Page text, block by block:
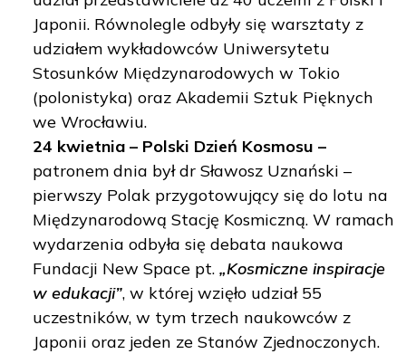
Japonii. Równolegle odbyły się warsztaty z
udziałem wykładowców Uniwersytetu
Stosunków Międzynarodowych w Tokio
(polonistyka) oraz Akademii Sztuk Pięknych
we Wrocławiu.
24 kwietnia – Polski Dzień Kosmosu –
patronem dnia był dr Sławosz Uznański –
pierwszy Polak przygotowujący się do lotu na
Międzynarodową Stację Kosmiczną. W ramach
wydarzenia odbyła się debata naukowa
Fundacji New Space pt. „Kosmiczne inspiracje
w edukacji”, w której wzięło udział 55
uczestników, w tym trzech naukowców z
Japonii oraz jeden ze Stanów Zjednoczonych.